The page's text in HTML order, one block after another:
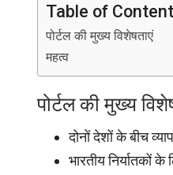
Table of
पोर्टल की मुख्य विशेषताएं
महत्व
पोर्टल की मुख्य
दोनों देशों के बीच
भारतीय निर्यातकों